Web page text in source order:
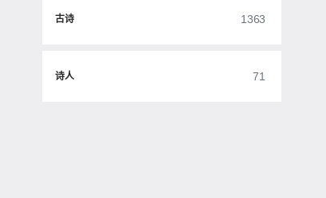
古诗 1363
诗人 71